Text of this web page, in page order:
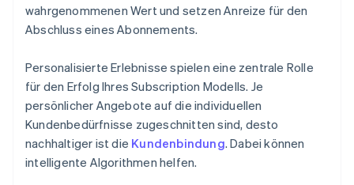
wahrgenommenen Wert und setzen Anreize für den
Abschluss eines Abonnements.
Personalisierte Erlebnisse spielen eine zentrale Rolle
für den Erfolg Ihres Subscription Modells. Je
persönlicher Angebote auf die individuellen
Kundenbedürfnisse zugeschnitten sind, desto
nachhaltiger ist die Kundenbindung. Dabei können
intelligente Algorithmen helfen.